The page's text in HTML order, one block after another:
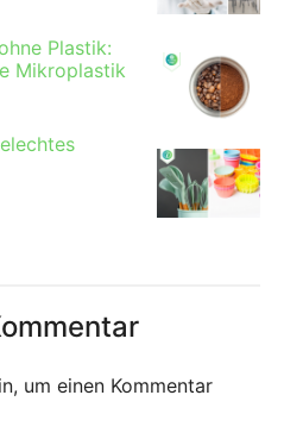
Plastik:
Mikroplastik
um einen Kommentar